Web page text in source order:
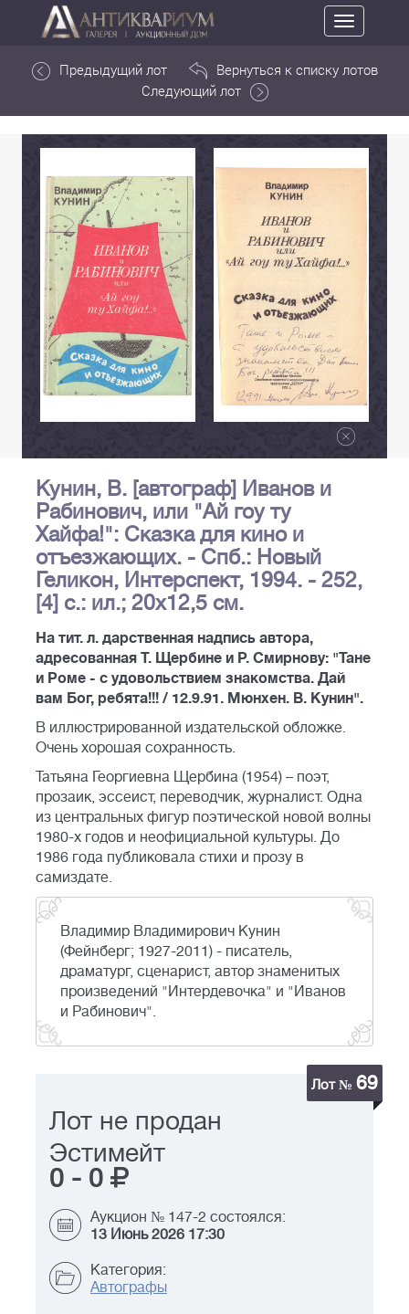
Toggle
navigation
Предыдущий лот
Вернуться к списку лотов
Следующий лот
Кунин, В. [автограф] Иванов и
Рабинович, или "Ай гоу ту
Хайфа!": Cказка для кино и
отъезжающих. - Спб.: Новый
Геликон, Интерспект, 1994. - 252,
[4] с.: ил.; 20x12,5 см.
На тит. л. дарственная надпись автора,
адресованная Т. Щербине и Р. Смирнову: "Тане
и Роме - с удовольствием знакомства. Дай
вам Бог, ребята!!! / 12.9.91. Мюнхен. В. Кунин".
В иллюстрированной издательской обложке.
Очень хорошая сохранность.
Татьяна Георгиевна Щербина (1954) – поэт,
прозаик, эссеист, переводчик, журналист. Одна
из центральных фигур поэтической новой волны
1980-х годов и неофициальной культуры. До
1986 года публиковала стихи и прозу в
самиздате.
Владимир Владимирович Кунин
(Фейнберг; 1927-2011) - писатель,
драматург, сценарист, автор знаменитых
произведений "Интердевочка" и "Иванов
и Рабинович".
Лот № 69
Лот не продан
Эстимейт
0 - 0
Аукцион № 147-2 состоялся:
13 Июнь 2026 17:30
Категория:
Автографы